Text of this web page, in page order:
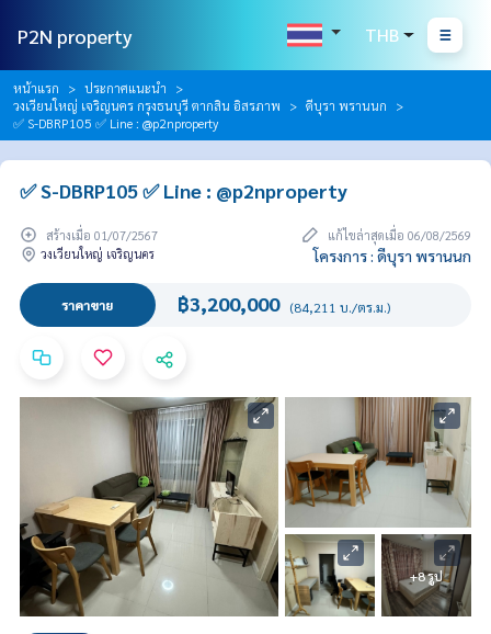
P2N property THB
หน้าแรก
ประกาศแนะนำ
วงเวียนใหญ่ เจริญนคร กรุงธนบุรี ตากสิน อิสรภาพ
ดีบุรา พรานนก
✅ S-DBRP105 ✅ Line : @p2nproperty
✅ S-DBRP105 ✅ Line : @p2nproperty
สร้างเมื่อ 01/07/2567
แก้ไขล่าสุดเมื่อ 06/08/2569
วงเวียนใหญ่ เจริญนคร
โครงการ : ดีบุรา พรานนก
ราคาขาย ฿3,200,000 (84,211 บ./ตร.ม.)
+8 รูป